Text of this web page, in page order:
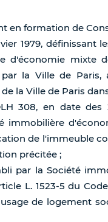
en formation de
1979, définissant
d'économie mixte
la Ville de
la Ville de Paris
308, en date
immobilière
de l'immeuble
précitée ;
par la Société
L. 1523-5 du
de logement